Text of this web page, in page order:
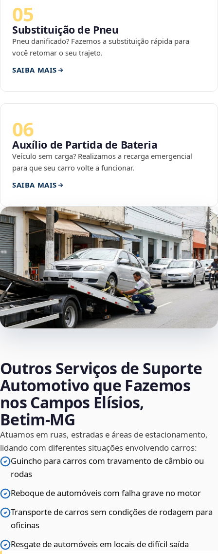
05
Substituição de Pneu
Pneu danificado? Fazemos a substituição rápida para
você retomar o seu trajeto.
SAIBA MAIS
06
Auxílio de Partida de Bateria
Veículo sem carga? Realizamos a recarga emergencial
para que seu carro volte a funcionar.
SAIBA MAIS
Outros Serviços de Suporte
Automotivo que Fazemos
nos Campos Elísios,
Betim‑MG
Atuamos em ruas, estradas e áreas de estacionamento,
lidando com diferentes situações envolvendo carros:
Guincho para carros com travamento de câmbio ou
rodas
Reboque de automóveis com falha grave no motor
Transporte de carros sem condições de rodagem para
oficinas
Resgate de automóveis em locais de difícil saída